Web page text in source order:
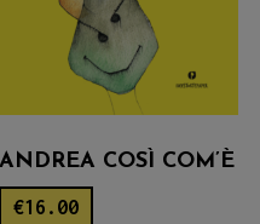
ANDREA COSÌ COM’È
€16.00